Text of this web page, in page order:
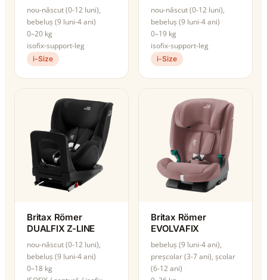
nou-născut (0-12 luni),
bebeluș (9 luni-4 ani)
0–20 kg
isofix-support-leg
i-Size
nou-născut (0-12 luni),
bebeluș (9 luni-4 ani)
0–19 kg
isofix-support-leg
i-Size
Britax Römer
DUALFIX Z-LINE
nou-născut (0-12 luni),
bebeluș (9 luni-4 ani)
0–18 kg
Britax Römer
EVOLVAFIX
bebeluș (9 luni-4 ani),
preșcolar (3-7 ani), școlar
(6-12 ani)